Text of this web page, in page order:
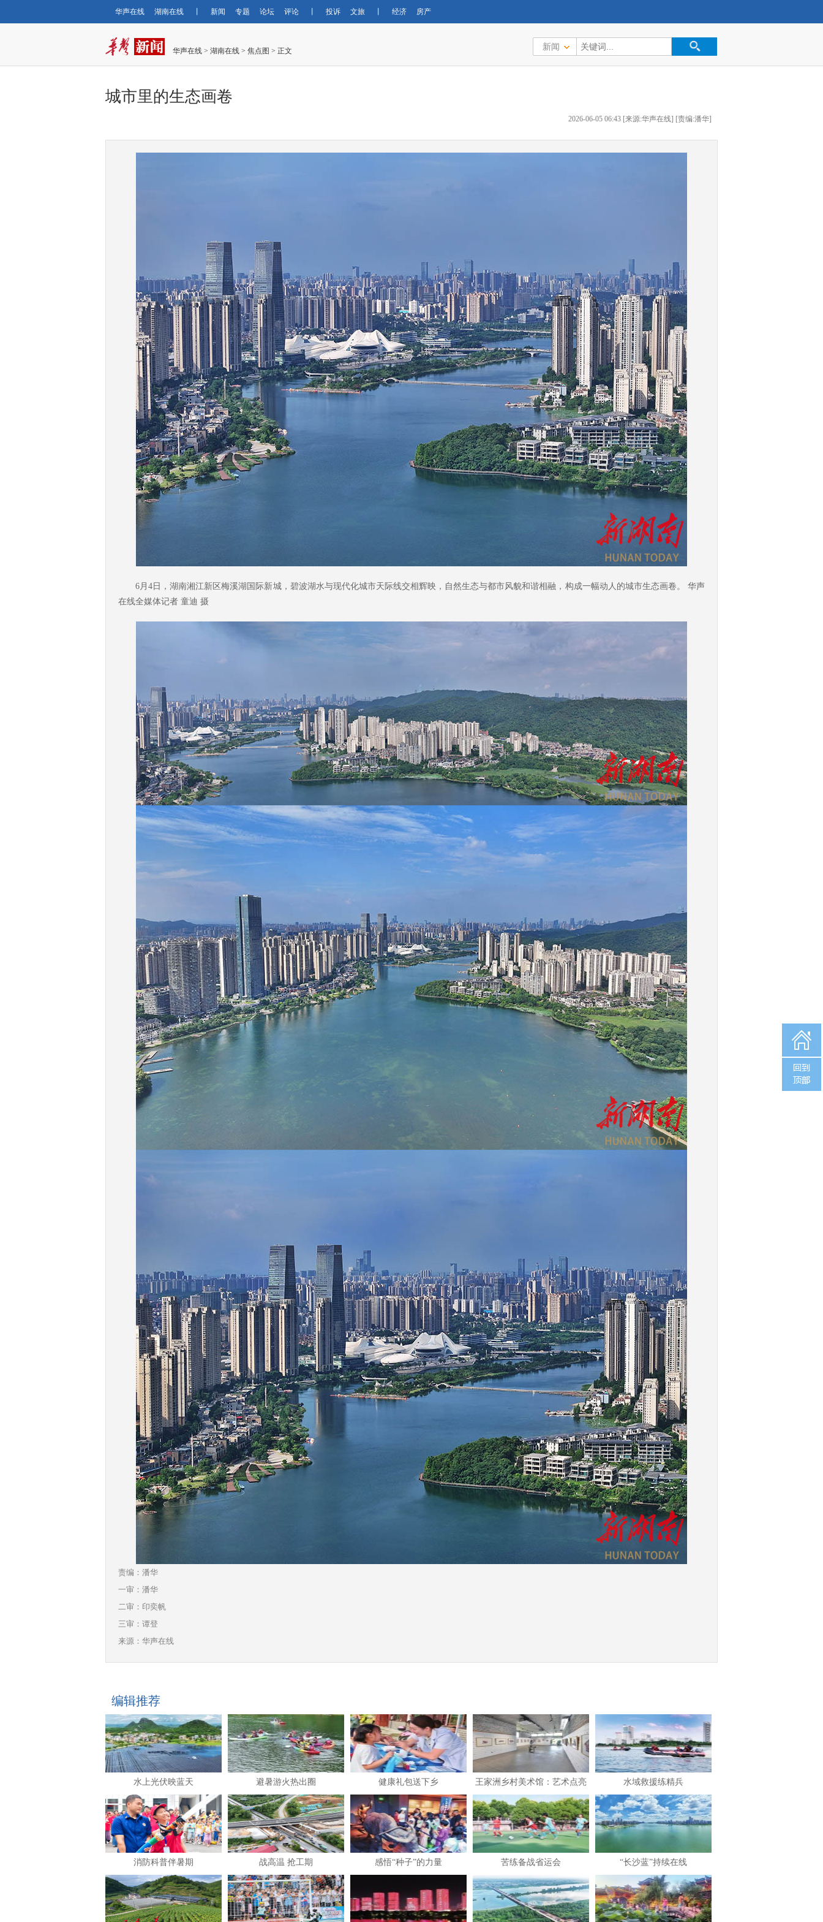
华声在线 湖南在线 新闻 专题 论坛 评论 投诉 文旅 经济 房产
华声在线 > 湖南在线 > 焦点图 > 正文 新闻
城市里的生态画卷
2026-06-05 06:43 [来源:华声在线] [责编:潘华]
6月4日，湖南湘江新区梅溪湖国际新城，碧波湖水与现代化城市天际线交相辉映，自然生态与都市风貌和谐相融，构成一幅动人的城市生态画卷。 华声
在线全媒体记者 童迪 摄
责编：潘华
一审：潘华
二审：印奕帆
三审：谭登
来源：华声在线
编辑推荐
水上光伏映蓝天 避暑游火热出圈 健康礼包送下乡
王家洲乡村美术馆：艺术点亮
田园乡村
水域救援练精兵
消防科普伴暑期 战高温 抢工期 感悟“种子”的力量 苦练备战省运会 “长沙蓝”持续在线